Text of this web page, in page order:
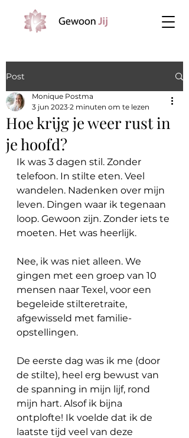
Post
Hoe krijg je weer rust in
je hoofd?
Monique Postma
3 jun 2023 2 minuten om te lezen
Ik was 3 dagen stil. Zonder
telefoon. In stilte eten. Veel
wandelen. Nadenken over mijn
leven. Dingen waar ik tegenaan
loop. Gewoon zijn. Zonder iets te
moeten. Het was heerlijk.
Nee, ik was niet alleen. We
gingen met een groep van 10
mensen naar Texel, voor een
begeleide stilteretraite,
afgewisseld met familie-
opstellingen.
De eerste dag was ik me (door
de stilte), heel erg bewust van
de spanning in mijn lijf, rond
mijn hart. Alsof ik bijna
ontplofte! Ik voelde dat ik de
laatste tijd veel van deze